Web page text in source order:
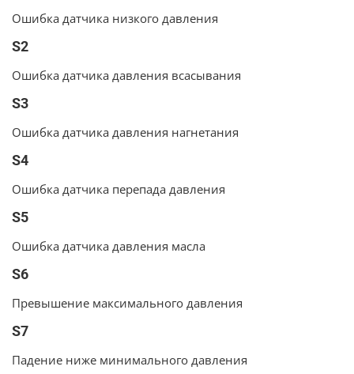
Ошибка датчика низкого давления
S2
Ошибка датчика давления всасывания
S3
Ошибка датчика давления нагнетания
S4
Ошибка датчика перепада давления
S5
Ошибка датчика давления масла
S6
Превышение максимального давления
S7
Падение ниже минимального давления